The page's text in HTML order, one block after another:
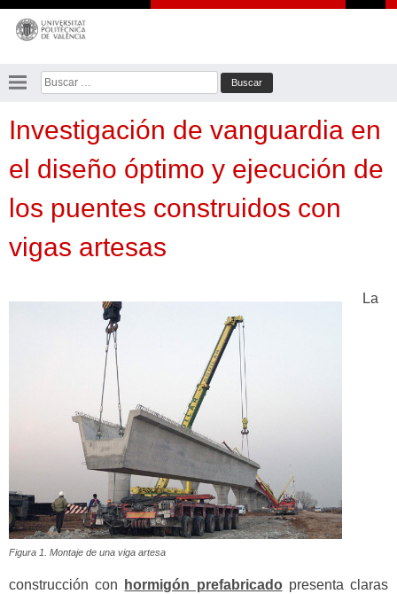
Saltar
contenido
Buscar:
Investigación de vanguardia en
el diseño óptimo y ejecución de
los puentes construidos con
vigas artesas
Figura 1. Montaje de una viga artesa
La
construcción con hormigón prefabricadopresenta claras